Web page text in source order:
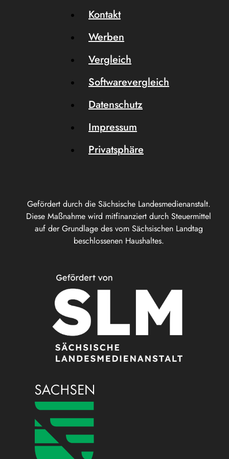
Gefördert durch die Sächsische Landesmedienanstalt.
Diese Maßnahme wird mitfinanziert durch Steuermittel
auf der Grundlage des vom Sächsischen Landtag
beschlossenen Haushaltes.
Kontakt
Werben
Vergleich
Softwarevergleich
Datenschutz
Impressum
Privatsphäre